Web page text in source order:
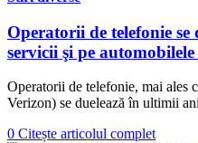
Operatorii de telefonie se
servicii şi pe
Operatorii de telefonie, mai
Verizon) se duelează în ultimii
0 Citește articolul complet